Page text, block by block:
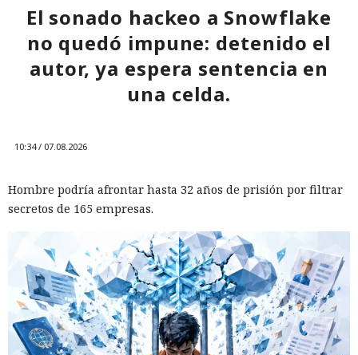
descargas del framework superó los mil millones — casi el
doble del año pasado, que fue de alrededor de 520 millones.
El sonado hackeo a Snowflake
no quedó impune: detenido el
autor, ya espera sentencia en
una celda.
10:34 / 07.08.2026
Hombre podría afrontar hasta 32 años de prisión por filtrar
secretos de 165 empresas.